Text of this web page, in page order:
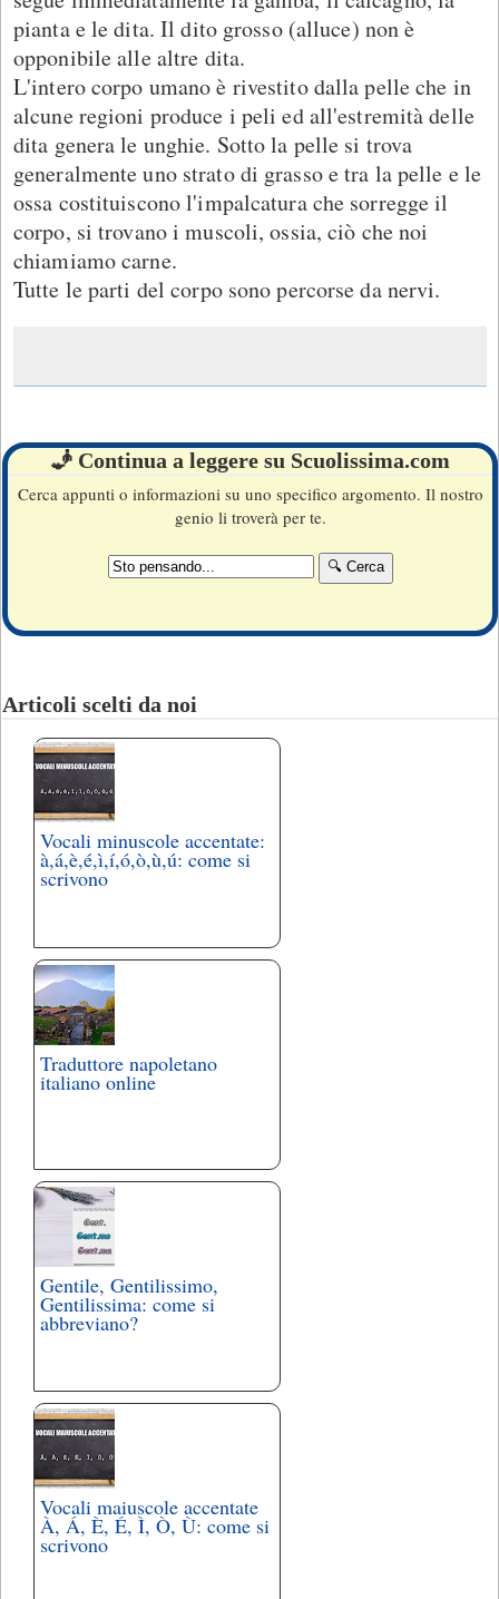
pianta e le dita. Il dito grosso (alluce) non è
opponibile alle altre dita.
L'intero corpo umano è rivestito dalla pelle che in
alcune regioni produce i peli ed all'estremità delle
dita genera le unghie. Sotto la pelle si trova
generalmente uno strato di grasso e tra la pelle e le
ossa costituiscono l'impalcatura che sorregge il
corpo, si trovano i muscoli, ossia, ciò che noi
chiamiamo carne.
Tutte le parti del corpo sono percorse da nervi.
🧞 Continua a leggere su Scuolissima.com
Cerca appunti o informazioni su uno specifico argomento. Il nostro
genio li troverà per te.
Articoli scelti da noi
Vocali minuscole accentate:
à,á,è,é,ì,í,ó,ò,ù,ú: come si
scrivono
Traduttore napoletano
italiano online
Gentile, Gentilissimo,
Gentilissima: come si
abbreviano?
Vocali maiuscole accentate
À, Á, È, É, Ì, Ò, Ù: come si
scrivono